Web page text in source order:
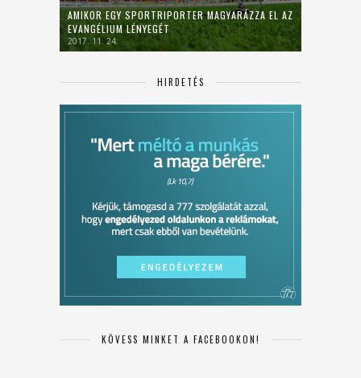
AMIKOR EGY SPORTRIPORTER MAGYARÁZZA EL AZ
EVANGÉLIUM LÉNYEGÉT
2017. 11. 24.
HIRDETÉS
KÖVESS MINKET A FACEBOOKON!